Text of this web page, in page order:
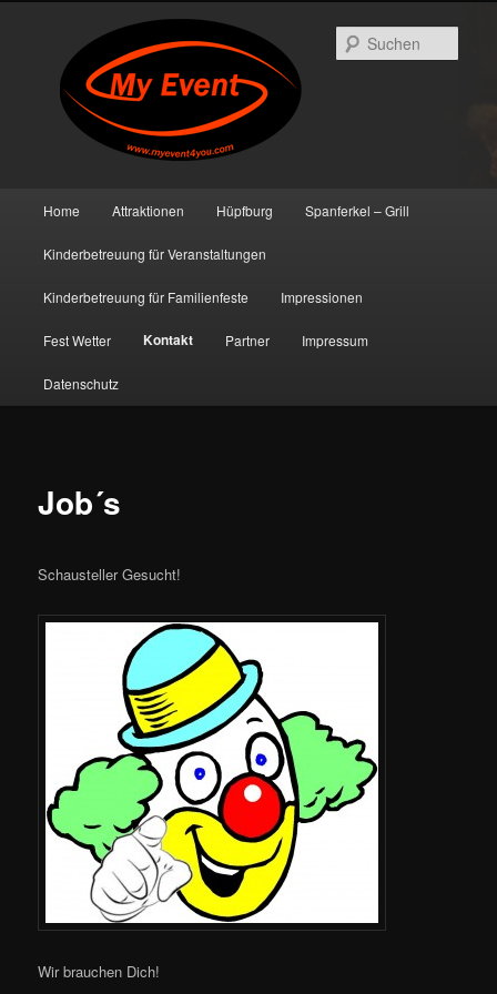
Zum primären Inhalt springen
Zum sekundären Inhalt springen
Home Attraktionen Hüpfburg Spanferkel – Grill
Kinderbetreuung für Veranstaltungen
Kinderbetreuung für Familienfeste Impressionen
Fest Wetter Kontakt Partner Impressum
Datenschutz
Job´s
Schausteller Gesucht!
Wir brauchen Dich!